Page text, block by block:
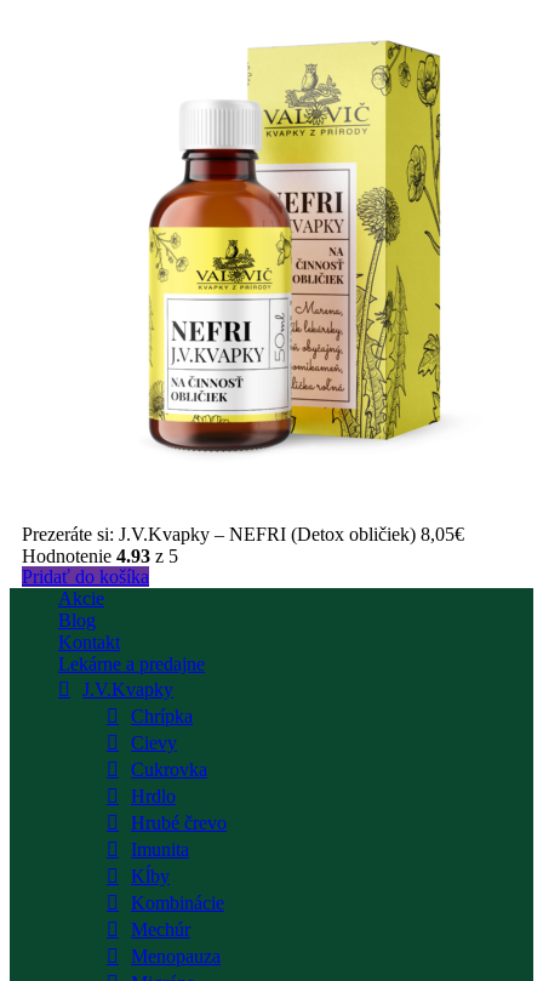
Prezeráte si: J.V.Kvapky – NEFRI (Detox obličiek) 8,05€
Hodnotenie 4.93 z 5
Pridať do košíka
Akcie
Blog
Kontakt
Lekárne a predajne
J.V.Kvapky
Chrípka
Cievy
Cukrovka
Hrdlo
Hrubé črevo
Imunita
Kĺby
Kombinácie
Mechúr
Menopauza